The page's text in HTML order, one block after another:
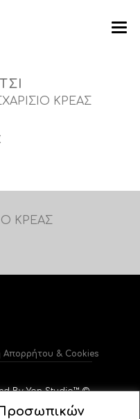
ΚΡΕΑΣ
ΚΡΕΑΣ
Απορρήτου & Cookies
By Yan Studio™ ©